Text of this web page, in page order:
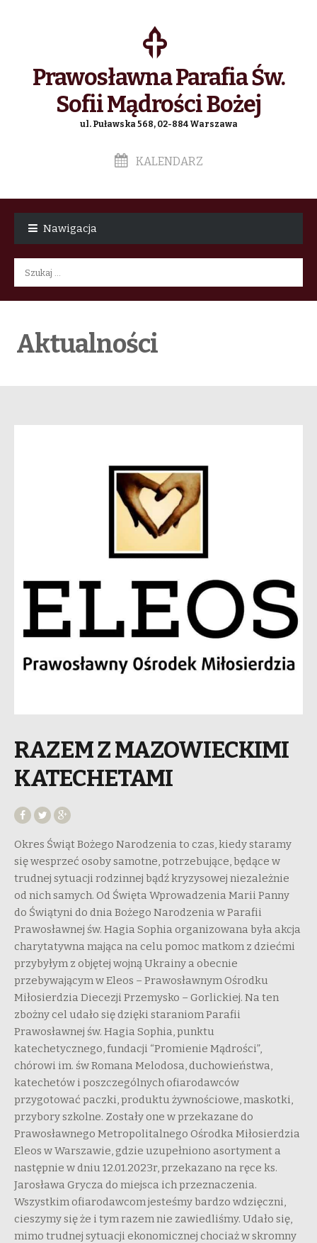
Prawosławna Parafia Św.
Sofii Mądrości Bożej
ul. Puławska 568, 02-884 Warszawa
KALENDARZ
Nawigacja
Szukaj:
Aktualności
RAZEM Z MAZOWIECKIMI
KATECHETAMI
Okres Świąt Bożego Narodzenia to czas, kiedy staramy
się wesprzeć osoby samotne, potrzebujące, będące w
trudnej sytuacji rodzinnej bądź kryzysowej niezależnie
od nich samych. Od Święta Wprowadzenia Marii Panny
do Świątyni do dnia Bożego Narodzenia w Parafii
Prawosławnej św. Hagia Sophia organizowana była akcja
charytatywna mająca na celu pomoc matkom z dziećmi
przybyłym z objętej wojną Ukrainy a obecnie
przebywającym w Eleos – Prawosławnym Ośrodku
Miłosierdzia Diecezji Przemysko – Gorlickiej. Na ten
zbożny cel udało się dzięki staraniom Parafii
Prawosławnej św. Hagia Sophia, punktu
katechetycznego, fundacji “Promienie Mądrości”,
chórowi im. św Romana Melodosa, duchowieństwa,
katechetów i poszczególnych ofiarodawców
przygotować paczki, produktu żywnościowe, maskotki,
przybory szkolne. Zostały one w przekazane do
Prawosławnego Metropolitalnego Ośrodka Miłosierdzia
Eleos w Warszawie, gdzie uzupełniono asortyment a
następnie w dniu 12.01.2023r, przekazano na ręce ks.
Jarosława Grycza do miejsca ich przeznaczenia.
Wszystkim ofiarodawcom jesteśmy bardzo wdzięczni,
cieszymy się że i tym razem nie zawiedliśmy. Udało się,
mimo trudnej sytuacji ekonomicznej chociaż w skromny